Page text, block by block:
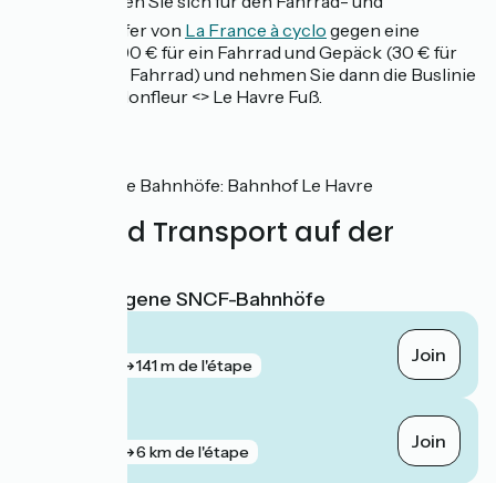
Gepäcktransfer von La France à cyclo gegen eine
Gebühr von 90 € für ein Fahrrad und Gepäck (30 € für
jedes weitere Fahrrad) und nehmen Sie dann die Buslinie
122 Caen <> Honfleur <> Le Havre Fuß.
Nahegelegene Bahnhöfe: Bahnhof Le Havre
Züge und Transport auf der
Nächstgelegene SNCF-Bahnhöfe
141 m de l'étape Join
6 km de l'étape Join